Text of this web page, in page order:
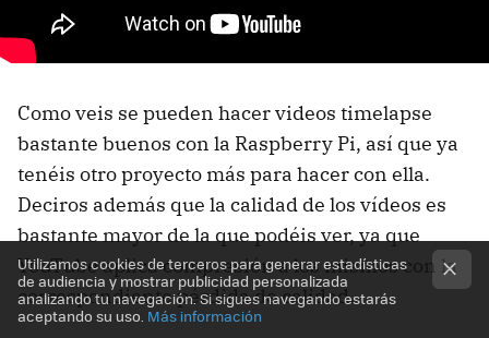
Como veis se pueden hacer videos timelapse
bastante buenos con la Raspberry Pi, así que ya
tenéis otro proyecto más para hacer con ella.
Deciros además que la calidad de los vídeos es
bastante mayor de la que podéis ver, ya que
YouTube aplica compresión a los mismos con la
correspondiente pérdida de calidad.
Utilizamos cookies de terceros para generar estadísticas
de audiencia y mostrar publicidad personalizada
analizando tu navegación. Si sigues navegando estarás
aceptando su uso. Más información